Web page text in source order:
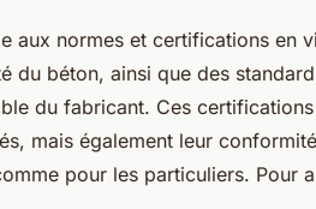
aux normes et certifications en
du béton, ainsi que des
du fabricant. Ces
mais également leur
pour les particuliers. Pour